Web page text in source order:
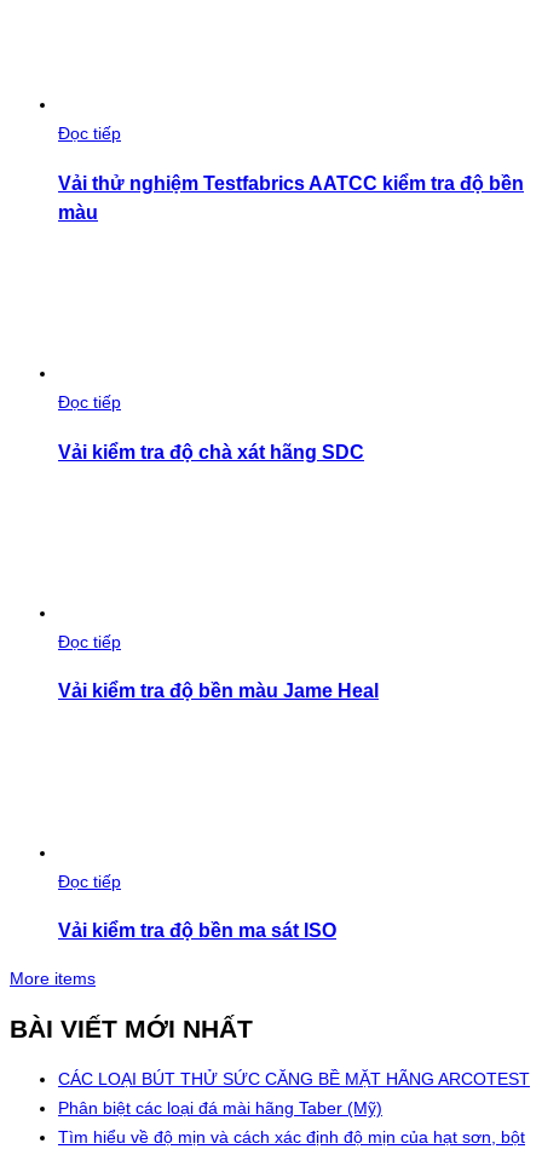
Đọc tiếp
Vải thử nghiệm Testfabrics AATCC kiểm tra độ bền
màu
Đọc tiếp
Vải kiểm tra độ chà xát hãng SDC
Đọc tiếp
Vải kiểm tra độ bền màu Jame Heal
Đọc tiếp
Vải kiểm tra độ bền ma sát ISO
More items
BÀI VIẾT MỚI NHẤT
CÁC LOẠI BÚT THỬ SỨC CĂNG BỀ MẶT HÃNG ARCOTEST
Phân biệt các loại đá mài hãng Taber (Mỹ)
Tìm hiểu về độ mịn và cách xác định độ mịn của hạt sơn, bột